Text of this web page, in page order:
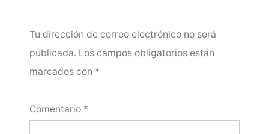
Tu dirección de correo electrónico no será
publicada. Los campos obligatorios están
marcados con *
Comentario *